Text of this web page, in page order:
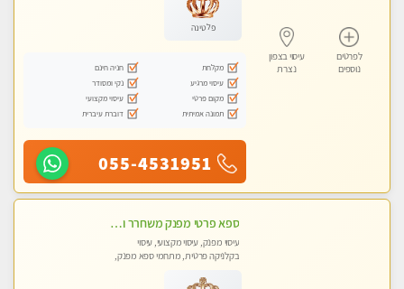
לפרטים
נוספים
עיסוי בצפון
נצרת
פלטינה
מקלחת
חניה חינם
עיסוי מרגיע
נקי ומסודר
מקום פרטי
עיסוי מקצועי
תמונה אמיתית
דוברת עיברית
055-4531951
ספא פרטי מפנק משחרר ומרגיע, עם מגוון עיסויים לבחירה מומלץ לחלוטין!!!!
עיסוי מפנק, עיסוי מקצועי, עיסוי
בקלניקה פרטית, מתחמי ספא מפנק,